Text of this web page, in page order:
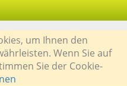
um Ihnen den
Wenn Sie auf
Sie der Cookie-